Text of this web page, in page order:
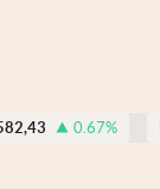
0.67%